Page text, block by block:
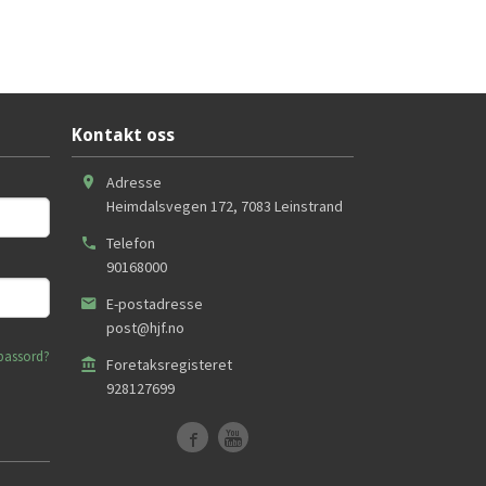
Kontakt oss
Adresse
Heimdalsvegen 172, 7083 Leinstrand
Telefon
90168000
E-postadresse
post@hjf.no
Foretaksregisteret
928127699